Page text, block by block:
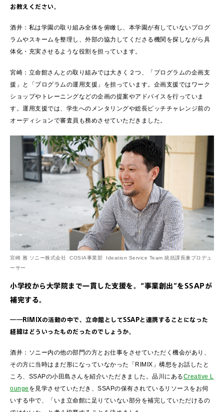
お教えください。
酒井：私は学園の取り組み全体を俯瞰し、本学園が有していないプログ
ラムやスキームを整理し、外部の協力してくださる機関を探しながら具
体化・充実させるような役割を担っています。
宮崎：立命館さんとの取り組みでは大きく２つ、「プログラムの企画支
援」と「プログラムの運用支援」を担っています。企画支援ではワーク
ショップやトレーニングなどの企画の提案やアドバイスを行っていま
す。運用支援では、学生へのメンタリングや総長ピッチチャレンジ前の
オーディションで審査員も務めさせていただきました。
宮崎 雅 ソニー株式会社 COSIA事業部 Ideation Service Team 統括課長兼プロデュ
ーサー
小学校から大学院まで一貫した支援を。“事業創出”をSSAPが
補完する。
――RIMIXの活動の中で、立命館としてSSAPと連携することになった
経緯はどういったものだったのでしょうか。
酒井：ソニー内の他の部門の方とお仕事をさせていただく機会があり、
その方に当時はまだ形になっていなかった「RIMIX」構想をお話したと
ころ、SSAPの小田島さんを紹介いただきました。品川にあるCreative L
ounge を見学させていただき、SSAPの保有されているリソースをお伺
いする中で、「いま立命館に足りていない部分を補完していただけるの